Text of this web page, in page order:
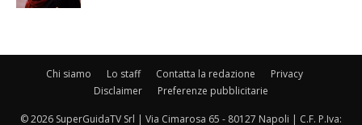
Chi siamo Lo staff Contatta la redazione
Privacy
Disclaimer
Preferenze pubblicitarie
© 2026 SuperGuidaTV Srl | Via Cimarosa 65 - 80127 Napoli | C.F. P.Iva: